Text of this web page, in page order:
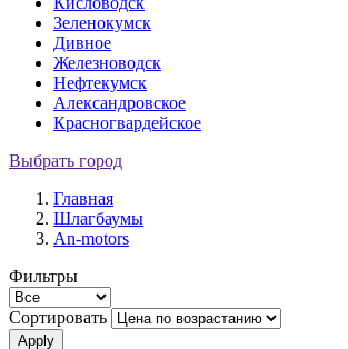
Зеленокумск
Дивное
Железноводск
Нефтекумск
Александровское
Красногвардейское
Выбрать город
Главная
Шлагбаумы
An-motors
Фильтры
Сортировать